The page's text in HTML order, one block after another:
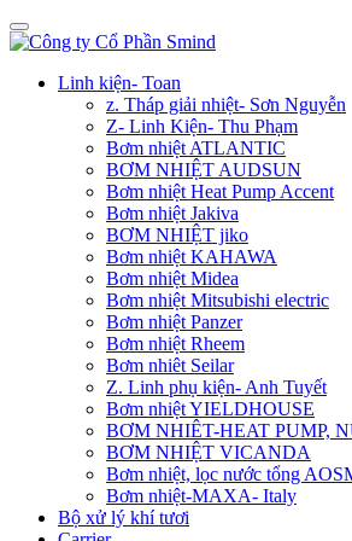
Linh kiện- Toan
z. Tháp giải nhiệt- Sơn Nguyễn
Z- Linh Kiện- Thu Phạm
Bơm nhiệt ATLANTIC
BƠM NHIỆT AUDSUN
Bơm nhiệt Heat Pump Accent
Bơm nhiệt Jakiva
BƠM NHIỆT jiko
Bơm nhiệt KAHAWA
Bơm nhiệt Midea
Bơm nhiệt Mitsubishi electric
Bơm nhiệt Panzer
Bơm nhiệt Rheem
Bơm nhiêt Seilar
Z. Linh phụ kiện- Anh Tuyết
Bơm nhiệt YIELDHOUSE
BƠM NHIÊT-HEAT PUMP,
BƠM NHIỆT VICANDA
Bơm nhiệt, lọc nước tổng
Bơm nhiệt-MAXA- Italy
Bộ xử lý khí tươi